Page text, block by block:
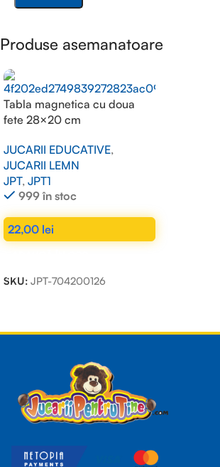
Produse asemanatoare
Tabla magnetica cu doua
fete 28×20 cm
JUCARII EDUCATIVE,
JUCARII LEMN
JPT, JPT1
999 în stoc
22,00 lei
SKU: JPT-704200126